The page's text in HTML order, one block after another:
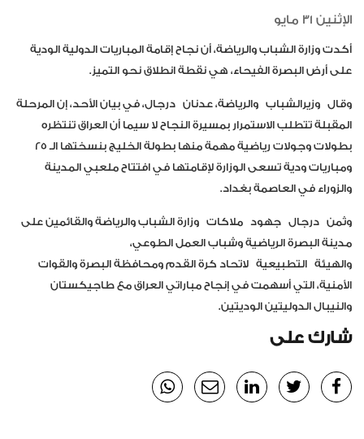
الإثنين 31 مايو
أكدت وزارة الشباب والرياضة، أن نجاح إقامة المباريات الدولية الودية
على أرض البصرة الفيحاء، هي نقطة انطلاق نحو التميز.
وقال وزيرالشباب والرياضة، عدنان درجال، في بيان الأحد، إن المرحلة
المقبلة تتطلب الاستمرار بمسيرة النجاح لا سيما أن العراق تنتظره
بطولات وجولات رياضية مهمة منها بطولة الخليج بنسختها الـ 25
ومباريات ودية تسعى الوزارة لإقامتها في افتتاح ملعبي المدينة
والزوراء في العاصمة بغداد.
وثمن درجال جهود ملاكات وزارة الشباب والرياضة والقائمين على
مدينة البصرة الرياضية وشباب العمل الطوعي،
والهيئة التطبيعية لاتحاد كرة القدم ومحافظة البصرة والقوات
الأمنية، التي أسهمت في إنجاح مباراتي العراق مع طاجيكستان
والنيبال الدوليتين الوديتين.
شارك على